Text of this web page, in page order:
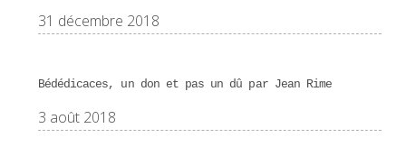
31 décembre 2018
Bédédicaces, un don et pas un dû par Jean Rime
3 août 2018